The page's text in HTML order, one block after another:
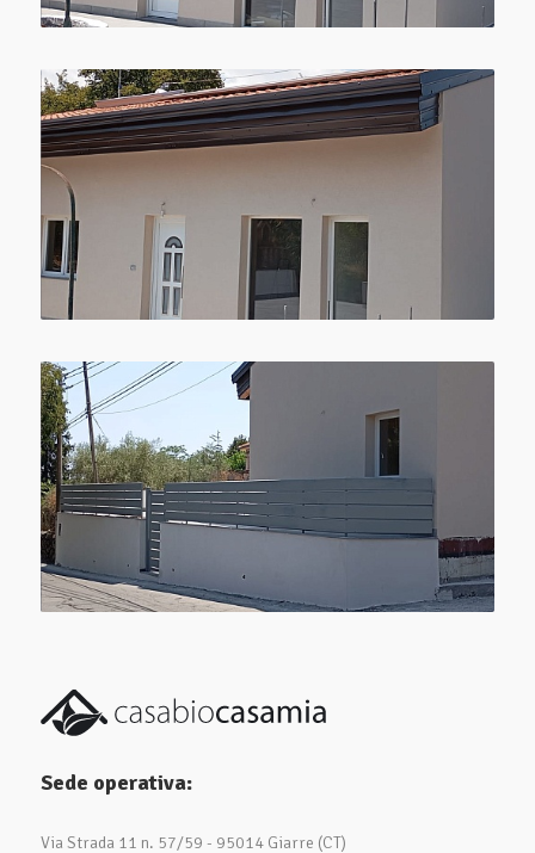
Sede operativa:
Via Strada 11 n. 57/59 - 95014 Giarre (CT)